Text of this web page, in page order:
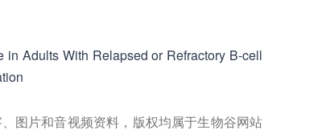
Adults With Relapsed or Refractory B-cell
图片和音视频资料，版权均属于生物谷网站